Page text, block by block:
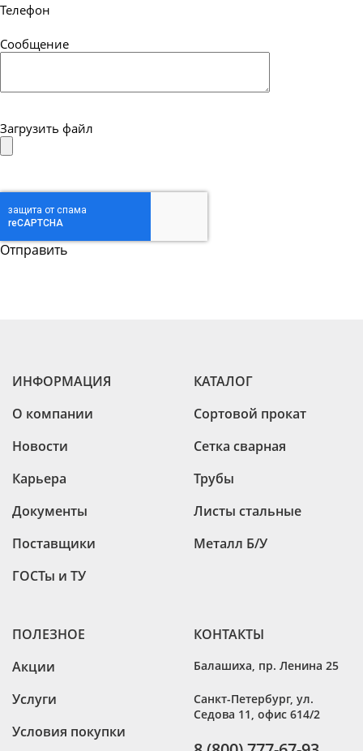
Телефон
Сообщение
Загрузить файл
ИНФОРМАЦИЯ
О компании
Новости
Карьера
Документы
Поставщики
ГОСТы и ТУ
КАТАЛОГ
Сортовой прокат
Сетка сварная
Трубы
Листы стальные
Металл Б/У
ПОЛЕЗНОЕ
Акции
Услуги
Условия покупки
КОНТАКТЫ
Балашиха пр. Ленина 25
Санкт-Петербург, ул.
Седова 11, офис 614/2